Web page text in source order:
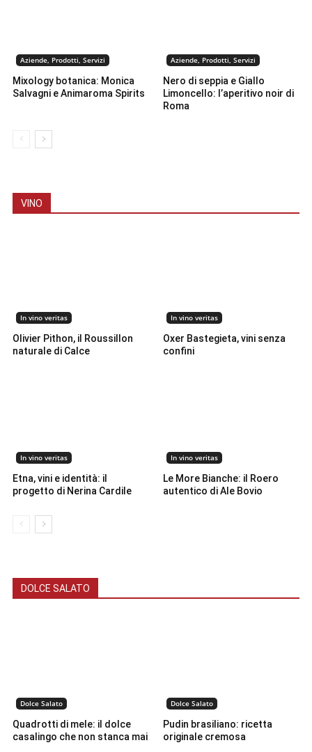
Aziende, Prodotti, Servizi
Mixology botanica: Monica
Salvagni e Animaroma Spirits
Aziende, Prodotti, Servizi
Nero di seppia e Giallo
Limoncello: l’aperitivo noir di
Roma
VINO
In vino veritas
Olivier Pithon, il Roussillon
naturale di Calce
In vino veritas
Oxer Bastegieta, vini senza
confini
In vino veritas
Etna, vini e identità: il
progetto di Nerina Cardile
In vino veritas
Le More Bianche: il Roero
autentico di Ale Bovio
DOLCE SALATO
Dolce Salato
Quadrotti di mele: il dolce
casalingo che non stanca mai
Dolce Salato
Pudin brasiliano: ricetta
originale cremosa